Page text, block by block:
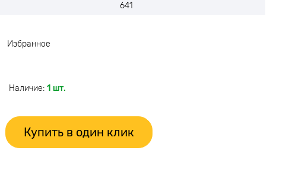
641
Избранное
Наличие: 1 шт.
Купить в один клик